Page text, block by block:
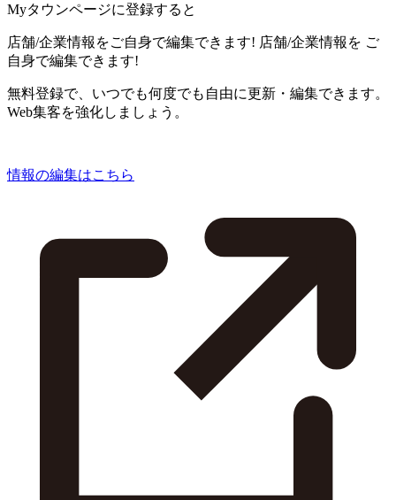
Myタウンページに登録すると
店舗/企業情報をご自身で編集できます! 店舗/企業情報を ご
自身で編集できます!
無料登録で、いつでも何度でも自由に更新・編集できます。
Web集客を強化しましょう。
情報の編集はこちら